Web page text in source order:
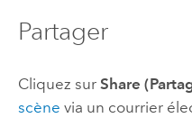
Partager
Cliquez sur Share
scène via un courrier